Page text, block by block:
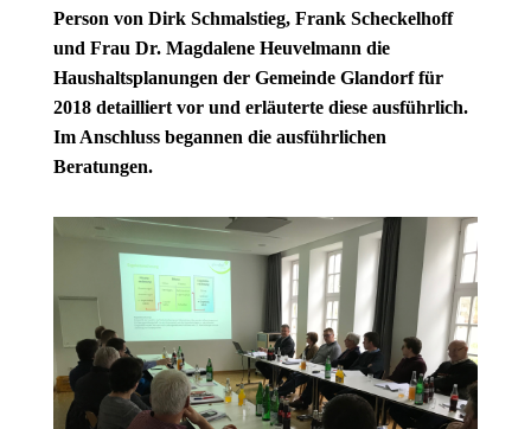
Person von Dirk Schmalstieg, Frank Scheckelhoff
und Frau Dr. Magdalene Heuvelmann die
Haushaltsplanungen der Gemeinde Glandorf für
2018 detailliert vor und erläuterte diese ausführlich.
Im Anschluss begannen die ausführlichen
Beratungen.